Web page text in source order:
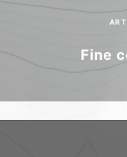
Fine